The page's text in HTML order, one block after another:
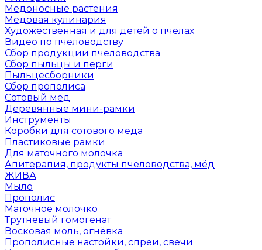
Медоносные растения
Медовая кулинария
Художественная и для детей о пчелах
Видео по пчеловодству
Сбор продукции пчеловодства
Сбор пыльцы и перги
Пыльцесборники
Сбор прополиса
Сотовый мёд
Деревянные мини-рамки
Инструменты
Коробки для сотового меда
Пластиковые рамки
Для маточного молочка
Апитерапия, продукты пчеловодства, мёд
ЖИВА
Мыло
Прополис
Маточное молочко
Трутневый гомогенат
Восковая моль, огнёвка
Прополисные настойки, спреи, свечи